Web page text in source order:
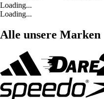
Loading...
Loading...
Alle unsere Marken